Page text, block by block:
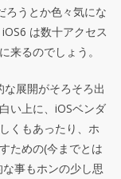
ろうとか色々気にな
は数十アクセス
来るのでしょう。
展開がそろそろ出
い上に、iOSベンダ
くもあったり、ホ
ための(今までとは
事もホンの少し思